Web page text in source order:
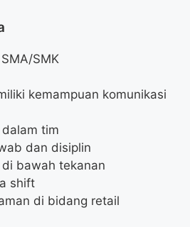
SMK
kemampuan komunikasi
tim
dan disiplin
bawah tekanan
shift
di bidang retail